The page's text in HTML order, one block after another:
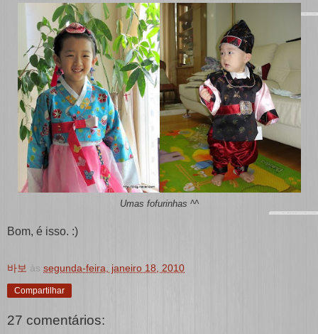
Umas fofurinhas ^^
Bom, é isso. :)
바보 às segunda-feira, janeiro 18, 2010
Compartilhar
27 comentários: